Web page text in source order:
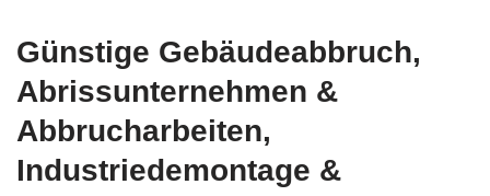
Günstige Gebäudeabbruch,
Abrissunternehmen &
Abbrucharbeiten,
Industriedemontage &